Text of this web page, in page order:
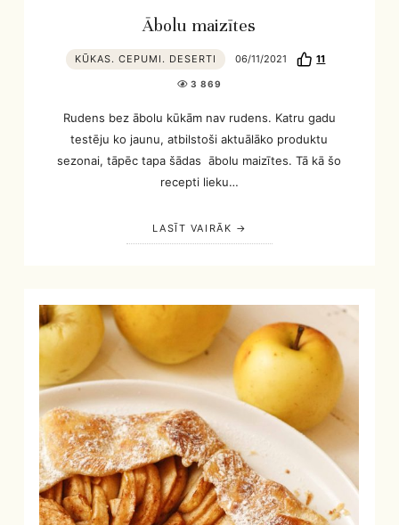
Ābolu maizītes
KŪKAS. CEPUMI. DESERTI 06/11/2021 11
3 869
Rudens bez ābolu kūkām nav rudens. Katru gadu
testēju ko jaunu, atbilstoši aktuālāko produktu
sezonai, tāpēc tapa šādas ābolu maizītes. Tā kā šo
recepti lieku…
LASĪT VAIRĀK